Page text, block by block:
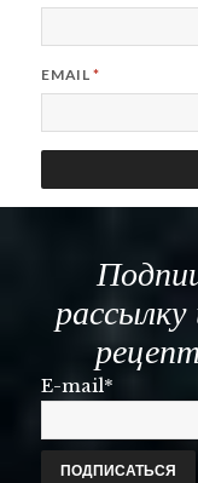
EMAIL*
E-mail*